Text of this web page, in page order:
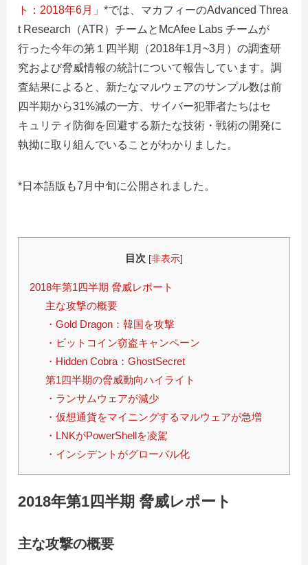
ト：2018年6月」 *では、マカフィーのAdvanced Threa
t Research（ATR）チームとMcAfee Labs チームが
行った今年の第１四半期（2018年1月~3月）の調査研
究および脅威情報の統計について報告しています。調
査結果によると、新たなマルウェアのサンプル数は前
四半期から31%減の一方、サイバー犯罪者たちはセ
キュリティ防御を回避する新たな技術・戦術の開発に
執拗に取り組んでいることがわかりました。
*日本語版も7月中旬に公開されました。
目次 [非表示]
2018年第1四半期 脅威レポート
主な攻撃の概要
・Gold Dragon：韓国を攻撃
・ビットコイン窃盗キャンペーン
・Hidden Cobra：GhostSecret
第1四半期の脅威動向ハイライト
・ランサムウェアが減少
・仮想通貨をマイニングするマルウェアが急増
・LNKがPowerShellを凌駕
・インシデントがグローバル化
2018年第1四半期 脅威レポート
主な攻撃の概要